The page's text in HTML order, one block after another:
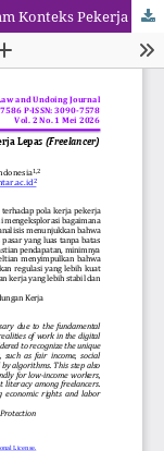
Dampak Digitalisasi dan Ekonomi Gig Dalam Konteks Pekerja Lepas (Freelancer)